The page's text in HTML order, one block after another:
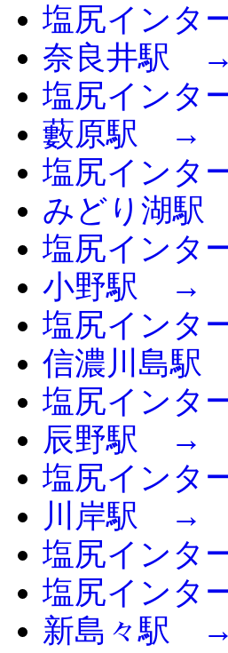
塩尻イン
奈良井駅
塩尻イン
藪原駅 →
塩尻イン
みどり湖
塩尻イン
小野駅 →
塩尻イン
信濃川島
塩尻イン
辰野駅 →
塩尻イン
川岸駅 →
塩尻イン
塩尻イン
新島々駅